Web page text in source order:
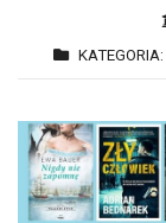
KATEGORIA: